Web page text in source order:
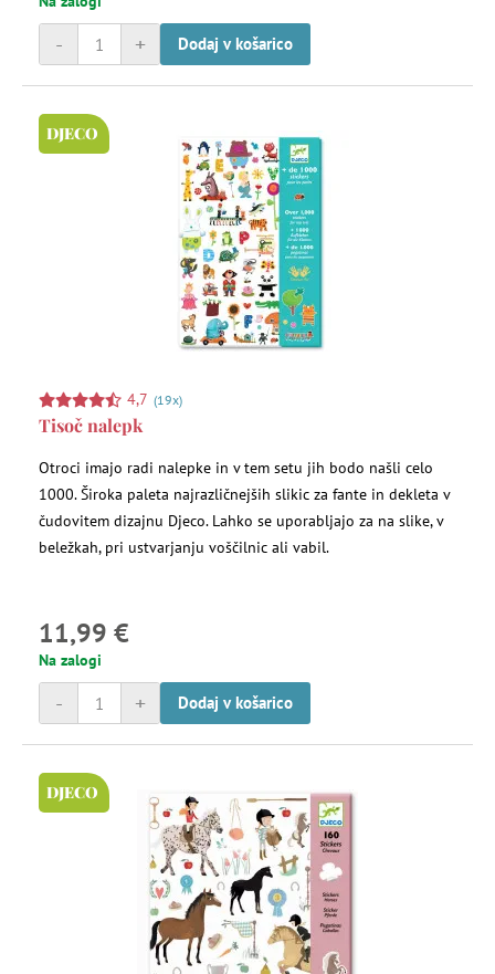
+
- Dodaj v košarico
DJECO
4,7 (19x)
Tisoč nalepk
Otroci imajo radi nalepke in v tem setu jih bodo našli celo
1000. Široka paleta najrazličnejših slikic za fante in dekleta v
čudovitem dizajnu Djeco. Lahko se uporabljajo za na slike, v
beležkah, pri ustvarjanju voščilnic ali vabil.
11,99 €
Na zalogi
+
- Dodaj v košarico
DJECO